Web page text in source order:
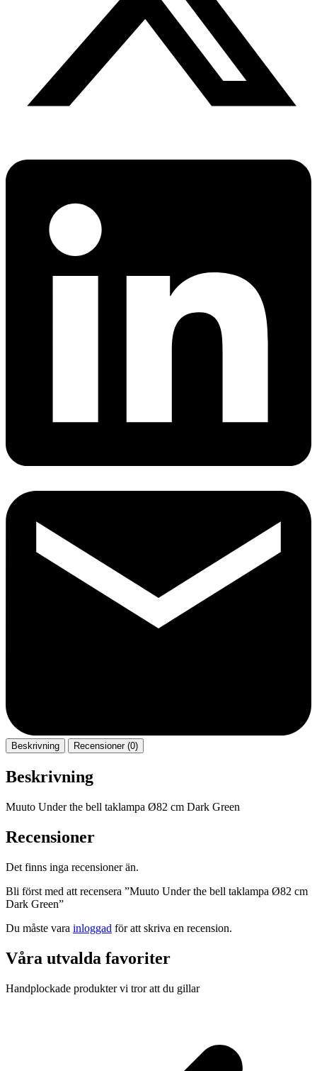
Beskrivning Recensioner (0)
Beskrivning
Muuto Under the bell taklampa Ø82 cm Dark Green
Recensioner
Det finns inga recensioner än.
Bli först med att recensera ”Muuto Under the bell taklampa Ø82 cm
Dark Green”
Du måste vara inloggad för att skriva en recension.
Våra utvalda favoriter
Handplockade produkter vi tror att du gillar